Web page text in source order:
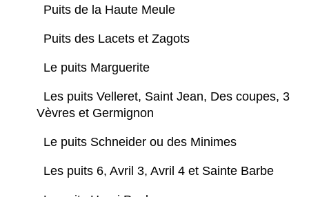
Puits de la Haute Meule
Puits des Lacets et Zagots
Le puits Marguerite
Les puits Velleret, Saint Jean, Des coupes, 3
Vèvres et Germignon
Le puits Schneider ou des Minimes
Les puits 6, Avril 3, Avril 4 et Sainte Barbe